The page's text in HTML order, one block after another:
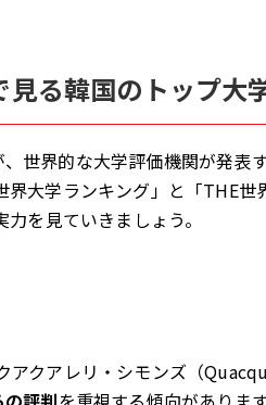
る韓国のトップ大
世界的な大学評価機関が発表
大学ランキング」と「THE世
を見ていきましょう。
アクアレリ・シモンズ（